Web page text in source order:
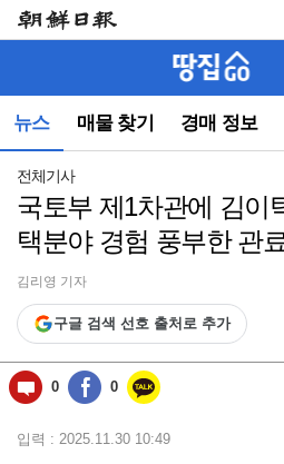
뉴스 매물 찾기 경매 정보
뉴
(컨
동)
전체기사
국토부 제1차관에 김
택분야 경험 풍부한 관
김리영 기자
구글 검색 선호 출처로 추가
0 0
입력 : 2025.11.30 10:49